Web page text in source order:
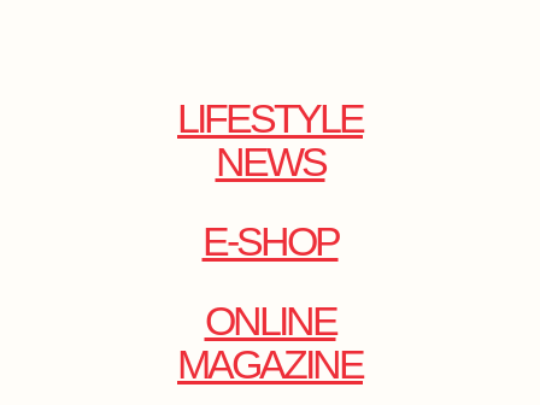
LIFESTYLE
NEWS
E-SHOP
ONLINE
MAGAZINE